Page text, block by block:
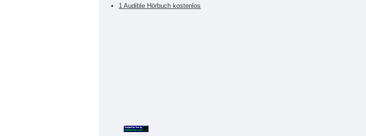
1 Audible Hörbuch kostenlos